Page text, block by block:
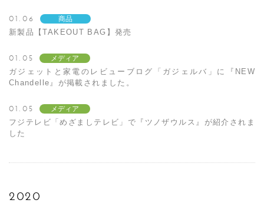
01.06 商品
新製品【TAKEOUT BAG】発売
01.05 メディア
ガジェットと家電のレビューブログ「ガジェルバ」に『NEW
Chandelle』が掲載されました。
01.05 メディア
フジテレビ「めざましテレビ」で『ツノザウルス』が紹介されま
した
2020